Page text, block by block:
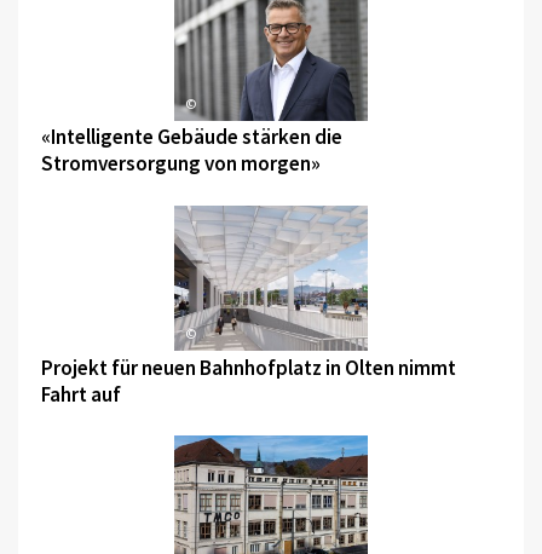
©
«Intelligente Gebäude stärken die
Stromversorgung von morgen»
©
Projekt für neuen Bahnhofplatz in Olten nimmt
Fahrt auf